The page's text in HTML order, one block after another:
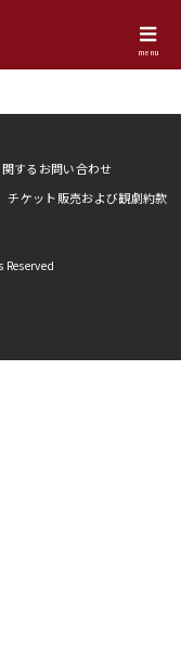
menu
するお問い合わせ
チケット販売および観劇約款
Reserved